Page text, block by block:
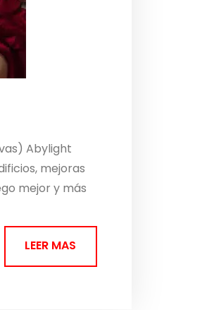
Abylight
mejoras
mejor y más
LEER MAS